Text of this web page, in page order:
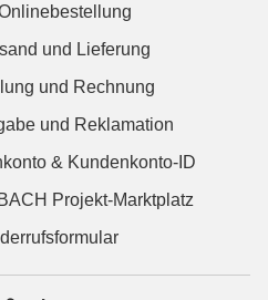
und Lieferung
und Rechnung
und Reklamation
& Kundenkonto-ID
Projekt-Marktplatz